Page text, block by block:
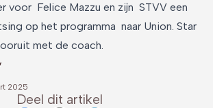
voor Felice Mazzu en zijn STVV een
op het programma naar Union. Star
met de coach.
2025
Deel dit artikel